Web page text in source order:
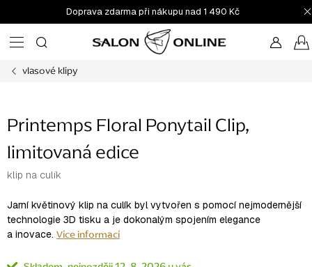
na
obsah
Doprava zdarma při nákupu nad 1 490 Kč
vlasové klipy
Printemps Floral Ponytail Clip,
limitovaná edice
klip na culík
Jarní květinový klip na culík byl vytvořen s pomocí nejmodernější
technologie 3D tisku a je dokonalým spojením elegance
a inovace. Více informací